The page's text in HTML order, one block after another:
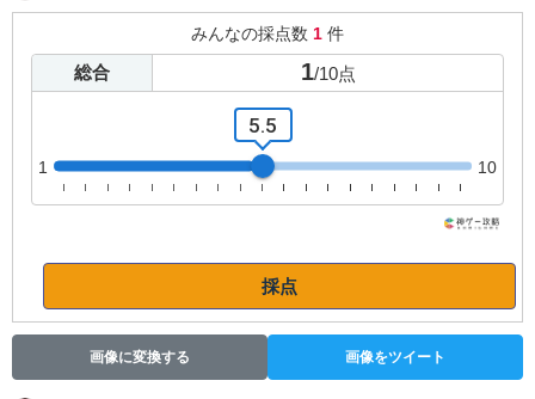
みんなの採点数 1 件
総合 1/10点
1
5.5
10
採点
画像に変換する 画像をツイート